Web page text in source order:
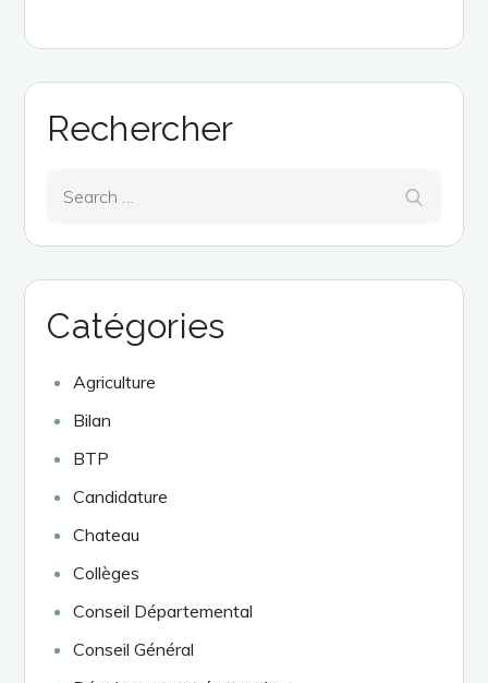
Rechercher
Catégories
Agriculture
Bilan
BTP
Candidature
Chateau
Collèges
Conseil Départemental
Conseil Général